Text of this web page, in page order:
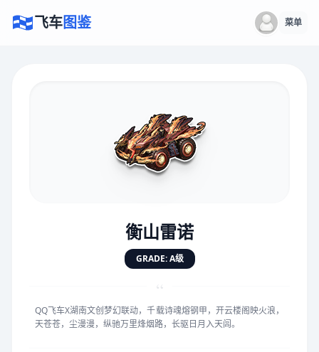
飞车图鉴 菜单
衡山雷诺
GRADE: A级
“
QQ飞车X湖南文创梦幻联动，千载诗魂熔钢甲，开云楼阁映火浪，
天苍苍，尘漫漫，纵驰万里烽烟路，长驱日月入天闾。
★★★★★★
手感 5.0分